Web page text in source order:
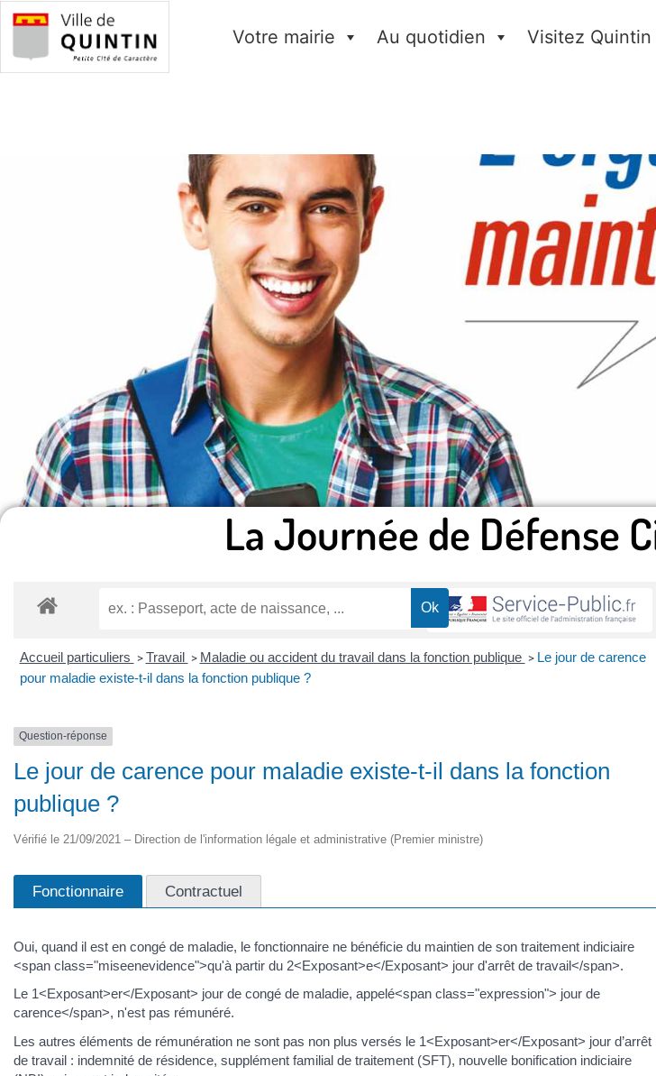
Votre mairie Au quotidien Visitez Quintin
La Journée de Défense
Accueil particuliers > Travail > Maladie ou accident du travail dans la fonction publique > Le jour de carence
pour maladie existe-t-il dans la fonction publique ?
Question-réponse
Le jour de carence pour maladie existe-t-il dans la fonction
publique ?
Vérifié le 21/09/2021 – Direction de l'information légale et administrative (Premier ministre)
Fonctionnaire Contractuel
Oui, quand il est en congé de maladie, le fonctionnaire ne bénéficie du maintien de son traitement indiciaire
<span class="miseenevidence">qu'à partir du 2<Exposant>e</Exposant> jour d'arrêt de travail</span>.
Le 1<Exposant>er</Exposant> jour de congé de maladie, appelé<span class="expression"> jour de
carence</span>, n'est pas rémunéré.
Les autres éléments de rémunération ne sont pas non plus versés le 1<Exposant>er</Exposant> jour d’arrêt
de travail : indemnité de résidence, supplément familial de traitement (SFT), nouvelle bonification indiciaire